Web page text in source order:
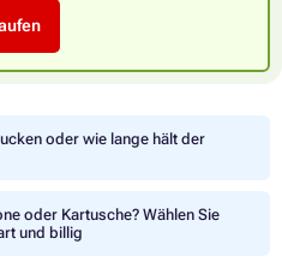
oder wie lange hält der
oder Kartusche? Wählen Sie
und billig